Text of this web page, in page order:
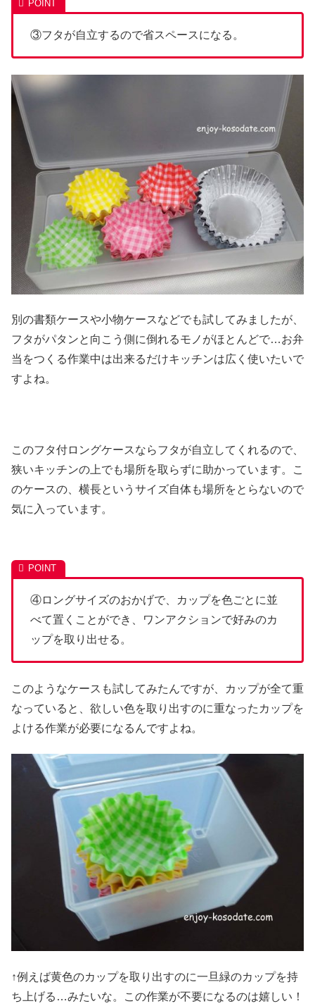
③フタが自立するので省スペースになる。
別の書類ケースや小物ケースなどでも試してみましたが、
フタがパタンと向こう側に倒れるモノがほとんどで…お弁
当をつくる作業中は出来るだけキッチンは広く使いたいで
すよね。
このフタ付ロングケースならフタが自立してくれるので、
狭いキッチンの上でも場所を取らずに助かっています。こ
のケースの、横長というサイズ自体も場所をとらないので
気に入っています。
④ロングサイズのおかげで、カップを色ごとに並
べて置くことができ、ワンアクションで好みのカ
ップを取り出せる。
このようなケースも試してみたんですが、カップが全て重
なっていると、欲しい色を取り出すのに重なったカップを
よける作業が必要になるんですよね。
↑例えば黄色のカップを取り出すのに一旦緑のカップを持
ち上げる…みたいな。この作業が不要になるのは嬉しい！